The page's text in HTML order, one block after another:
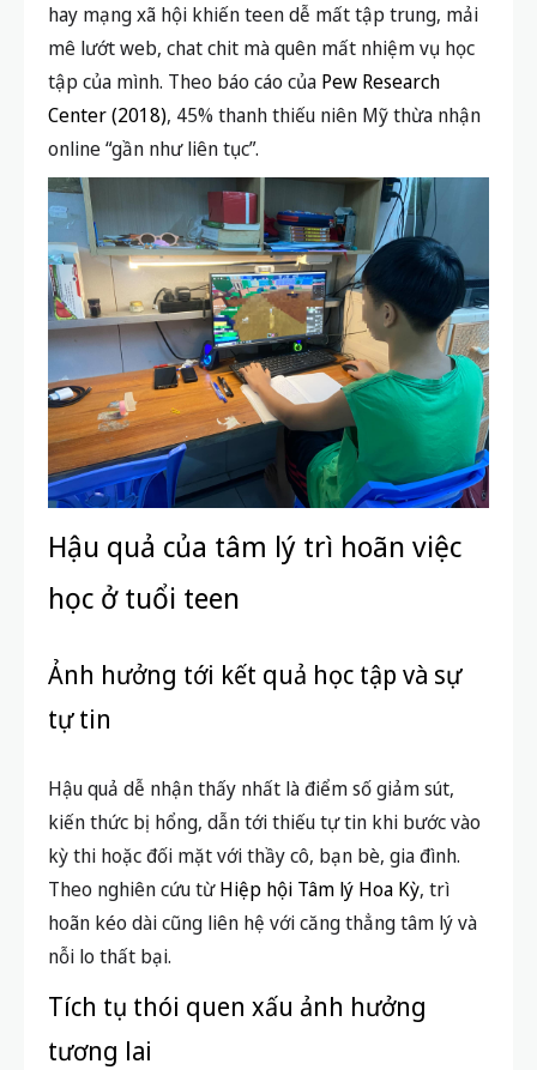
hay mạng xã hội khiến teen dễ mất tập trung, mải
mê lướt web, chat chit mà quên mất nhiệm vụ học
tập của mình. Theo báo cáo của Pew Research
Center (2018), 45% thanh thiếu niên Mỹ thừa nhận
online “gần như liên tục”.
Hậu quả của tâm lý trì hoãn việc
học ở tuổi teen
Ảnh hưởng tới kết quả học tập và sự
tự tin
Hậu quả dễ nhận thấy nhất là điểm số giảm sút,
kiến thức bị hổng, dẫn tới thiếu tự tin khi bước vào
kỳ thi hoặc đối mặt với thầy cô, bạn bè, gia đình.
Theo nghiên cứu từHiệp hội Tâm lý Hoa Kỳ, trì
hoãn kéo dài cũng liên hệ với căng thẳng tâm lý và
nỗi lo thất bại.
Tích tụ thói quen xấu ảnh hưởng
tương lai